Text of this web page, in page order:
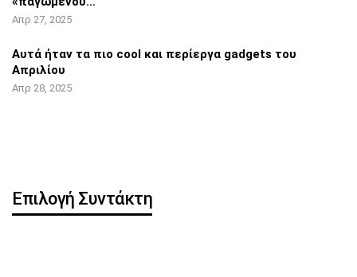
Απρ 27, 2025
Αυτά ήταν τα πιο cool και περίεργα gadgets του
Απριλίου
Απρ 28, 2025
Επιλογή Συντάκτη